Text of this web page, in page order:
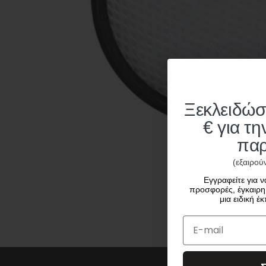
€ για
Εγγραφείτε για
προσφορές, έγκαιρη
μια ειδική
E-mail